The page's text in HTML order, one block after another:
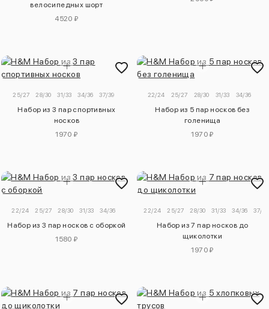
велосипедных шорт
4520 ₽
25/27 28/30 31/33 34/36 37/39
Набор из 3 пар спортивных
носков
1970 ₽
22/24 25/27 28/30 31/33 34/36
Набор из 5 пар носков без
голенища
1970 ₽
22/24 25/27 28/30 31/33 34/36
Набор из 3 пар носков с оборкой
1580 ₽
22/24 25/27 28/30 31/33 34/36 37/39
Набор из 7 пар носков до
щиколотки
1970 ₽